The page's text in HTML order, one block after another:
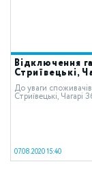
Відключення
Стриївецькі,
До уваги
Стриївецькі,
07.08.2020 15:40